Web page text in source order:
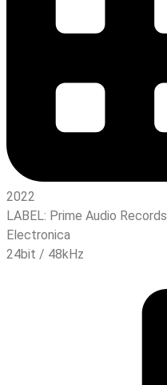
2022
LABEL: Prime Audio Records
Electronica
24bit / 48kHz